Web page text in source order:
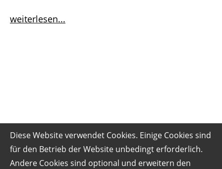
weiterlesen...
Diese Website verwendet Cookies. Einige Cookies sind
für den Betrieb der Website unbedingt erforderlich.
Andere Cookies sind optional und erweitern den